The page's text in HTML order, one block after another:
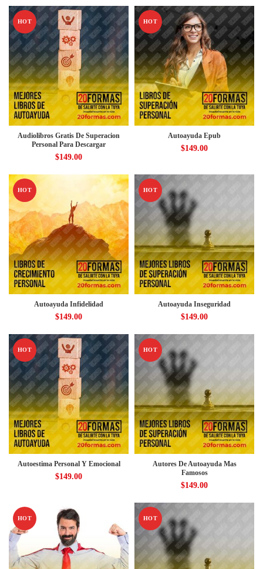
HOT
Audiolibros Gratis De Superacion
Personal Para Descargar
$149.00
HOT
Autoayuda Epub
$149.00
HOT
Autoayuda Infidelidad
$149.00
HOT
Autoayuda Inseguridad
$149.00
HOT
Autoestima Personal Y Emocional
$149.00
HOT
Autores De Autoayuda Mas
Famosos
$149.00
HOT HOT